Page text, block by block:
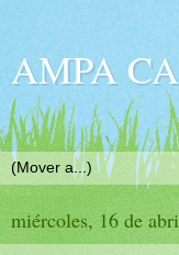
AMPA
miércoles, 16 de